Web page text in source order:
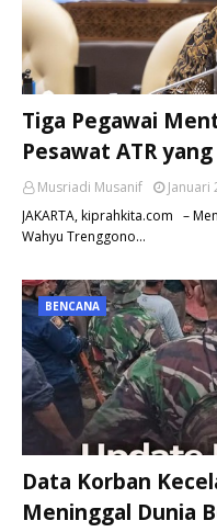
Tiga Pegawai
Pesawat ATR
Musriadi Musanif
Januari
JAKARTA, kiprahkita.com –
Wahyu Trenggono…
BENCANA
Data Korban
Meninggal Dunia